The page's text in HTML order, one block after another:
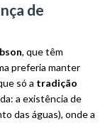
de
, que têm
preferia manter
só a tradição
a existência de
das águas), onde a